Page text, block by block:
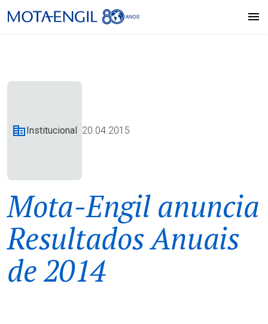
Institucional 20.04.2015
Mota-Engil anuncia
Resultados Anuais
de 2014